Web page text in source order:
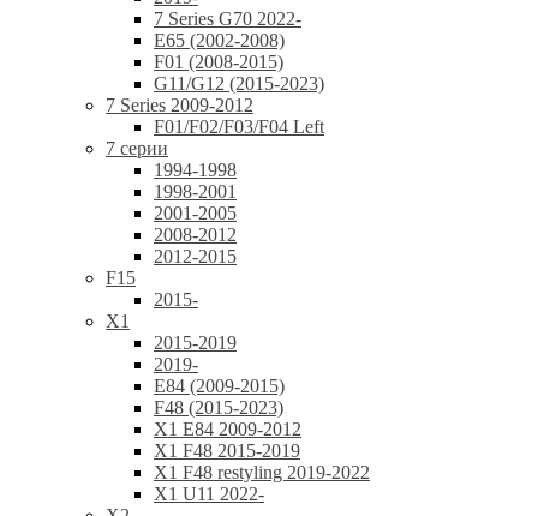
7 Series G70 2022-
E65 (2002-2008)
F01 (2008-2015)
G11/G12 (2015-2023)
7 Series 2009-2012
F01/F02/F03/F04 Left
7 серии
1994-1998
1998-2001
2001-2005
2008-2012
2012-2015
F15
2015-
X1
2015-2019
2019-
E84 (2009-2015)
F48 (2015-2023)
X1 E84 2009-2012
X1 F48 2015-2019
X1 F48 restyling 2019-2022
X1 U11 2022-